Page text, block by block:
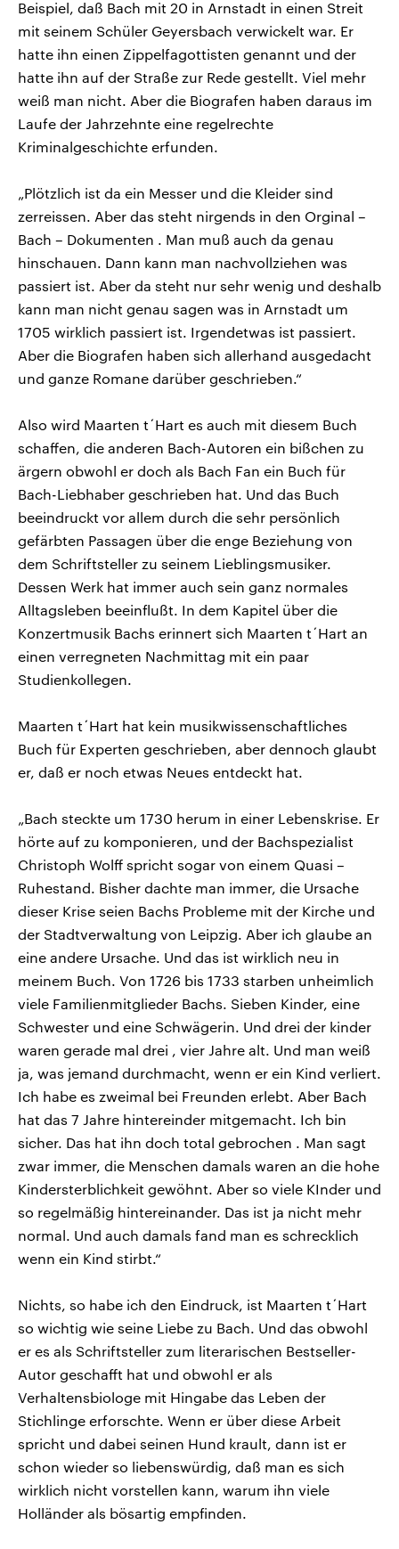
Beispiel, daß Bach mit 20 in Arnstadt in einen Streit
mit seinem Schüler Geyersbach verwickelt war. Er
hatte ihn einen Zippelfagottisten genannt und der
hatte ihn auf der Straße zur Rede gestellt. Viel mehr
weiß man nicht. Aber die Biografen haben daraus im
Laufe der Jahrzehnte eine regelrechte
Kriminalgeschichte erfunden.
„Plötzlich ist da ein Messer und die Kleider sind
zerreissen. Aber das steht nirgends in den Orginal –
Bach – Dokumenten . Man muß auch da genau
hinschauen. Dann kann man nachvollziehen was
passiert ist. Aber da steht nur sehr wenig und deshalb
kann man nicht genau sagen was in Arnstadt um
1705 wirklich passiert ist. Irgendetwas ist passiert.
Aber die Biografen haben sich allerhand ausgedacht
und ganze Romane darüber geschrieben.“
Also wird Maarten t´Hart es auch mit diesem Buch
schaffen, die anderen Bach-Autoren ein bißchen zu
ärgern obwohl er doch als Bach Fan ein Buch für
Bach-Liebhaber geschrieben hat. Und das Buch
beeindruckt vor allem durch die sehr persönlich
gefärbten Passagen über die enge Beziehung von
dem Schriftsteller zu seinem Lieblingsmusiker.
Dessen Werk hat immer auch sein ganz normales
Alltagsleben beeinflußt. In dem Kapitel über die
Konzertmusik Bachs erinnert sich Maarten t´Hart an
einen verregneten Nachmittag mit ein paar
Studienkollegen.
Maarten t´Hart hat kein musikwissenschaftliches
Buch für Experten geschrieben, aber dennoch glaubt
er, daß er noch etwas Neues entdeckt hat.
„Bach steckte um 1730 herum in einer Lebenskrise. Er
hörte auf zu komponieren, und der Bachspezialist
Christoph Wolff spricht sogar von einem Quasi –
Ruhestand. Bisher dachte man immer, die Ursache
dieser Krise seien Bachs Probleme mit der Kirche und
der Stadtverwaltung von Leipzig. Aber ich glaube an
eine andere Ursache. Und das ist wirklich neu in
meinem Buch. Von 1726 bis 1733 starben unheimlich
viele Familienmitglieder Bachs. Sieben Kinder, eine
Schwester und eine Schwägerin. Und drei der kinder
waren gerade mal drei , vier Jahre alt. Und man weiß
ja, was jemand durchmacht, wenn er ein Kind verliert.
Ich habe es zweimal bei Freunden erlebt. Aber Bach
hat das 7 Jahre hintereinder mitgemacht. Ich bin
sicher. Das hat ihn doch total gebrochen . Man sagt
zwar immer, die Menschen damals waren an die hohe
Kindersterblichkeit gewöhnt. Aber so viele KInder und
so regelmäßig hintereinander. Das ist ja nicht mehr
normal. Und auch damals fand man es schrecklich
wenn ein Kind stirbt.“
Nichts, so habe ich den Eindruck, ist Maarten t´Hart
so wichtig wie seine Liebe zu Bach. Und das obwohl
er es als Schriftsteller zum literarischen Bestseller-
Autor geschafft hat und obwohl er als
Verhaltensbiologe mit Hingabe das Leben der
Stichlinge erforschte. Wenn er über diese Arbeit
spricht und dabei seinen Hund krault, dann ist er
schon wieder so liebenswürdig, daß man es sich
wirklich nicht vorstellen kann, warum ihn viele
Holländer als bösartig empfinden.